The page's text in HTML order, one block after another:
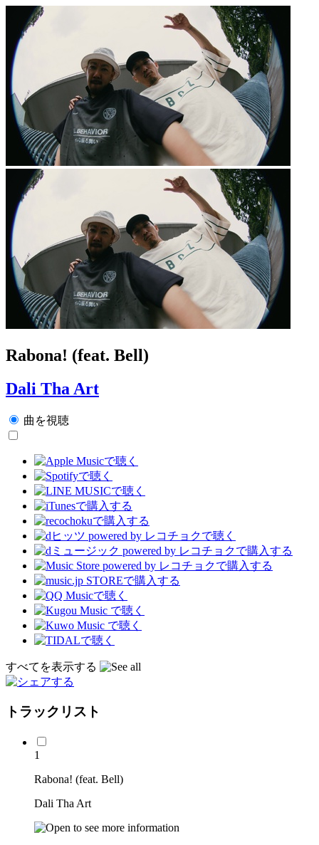
Rabona! (feat. Bell)
Dali Tha Art
曲を視聴
すべてを表示する
トラックリスト
1
Rabona! (feat. Bell)
Dali Tha Art